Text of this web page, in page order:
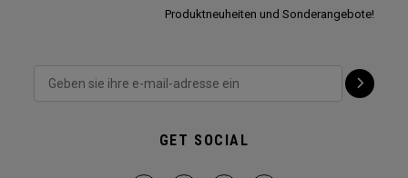
Produktneuheiten und Sonderangebote!
GET SOCIAL